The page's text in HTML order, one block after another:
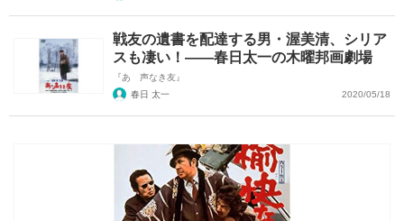
戦友の遺書を配達する男・渥美清、シリア
スも凄い！――春日太一の木曜邦画劇場
『あゝ声なき友』
春日 太一
2020/05/18